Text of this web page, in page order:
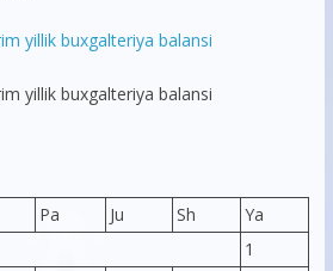
yillik buxgalteriya balansi
yillik buxgalteriya balansi
Pa Ju Sh
Ya
1